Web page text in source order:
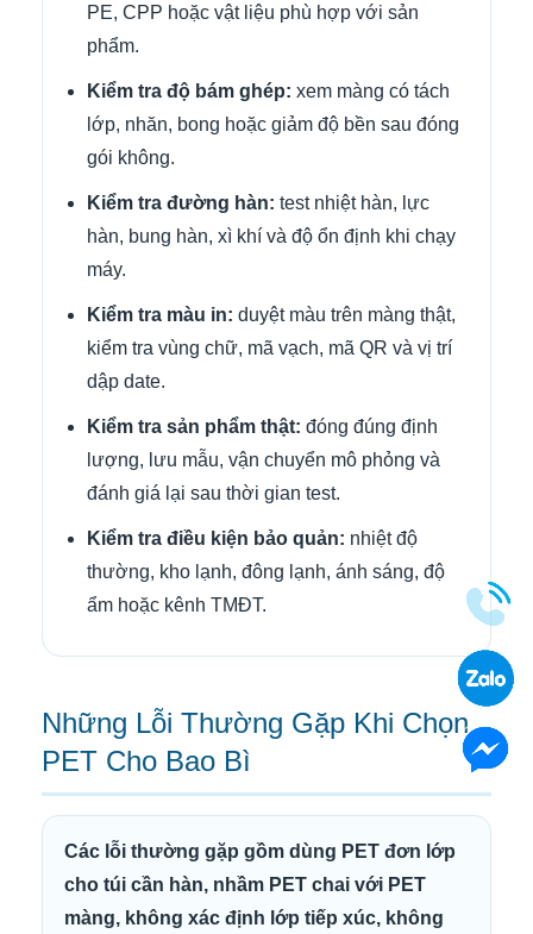
PE, CPP hoặc vật liệu phù hợp với sản
phẩm.
Kiểm tra độ bám ghép: xem màng có tách
lớp, nhăn, bong hoặc giảm độ bền sau đóng
gói không.
Kiểm tra đường hàn: test nhiệt hàn, lực
hàn, bung hàn, xì khí và độ ổn định khi chạy
máy.
Kiểm tra màu in: duyệt màu trên màng thật,
kiểm tra vùng chữ, mã vạch, mã QR và vị trí
dập date.
Kiểm tra sản phẩm thật: đóng đúng định
lượng, lưu mẫu, vận chuyển mô phỏng và
đánh giá lại sau thời gian test.
Kiểm tra điều kiện bảo quản: nhiệt độ
thường, kho lạnh, đông lạnh, ánh sáng, độ
ẩm hoặc kênh TMĐT.
Những Lỗi Thường Gặp Khi Chọn
PET Cho Bao Bì
Các lỗi thường gặp gồm dùng PET đơn lớp
cho túi cần hàn, nhầm PET chai với PET
màng, không xác định lớp tiếp xúc, không